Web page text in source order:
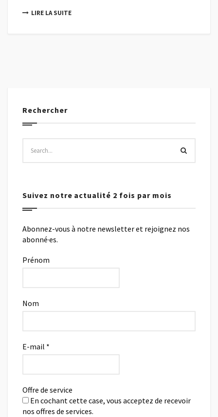
LIRE LA SUITE
Rechercher
Suivez notre actualité 2 fois par mois
Abonnez-vous à notre newsletter et rejoignez nos
abonné·es.
Prénom
Nom
E-mail *
Offre de service
En cochant cette case, vous acceptez de recevoir
nos offres de services.